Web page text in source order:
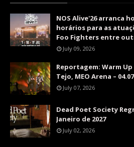
NOS Alive'26 arranca
horários para as
Foo Fighters entre
July 09, 2026
Reportagem: Warm Up
Tejo, MEO Arena –
July 07, 2026
Dead Poet Society
Janeiro de 2027
July 02, 2026